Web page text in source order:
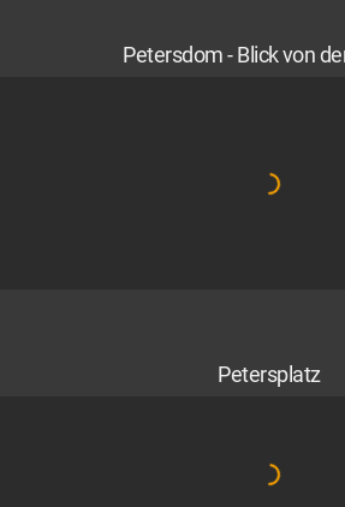
Petersdom - Blick von
Petersplatz